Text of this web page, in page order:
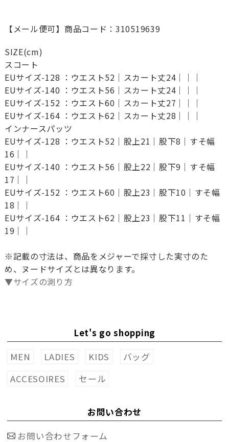
【メール便可】商品コード：310519639
SIZE(cm)
スコート
EUサイズ-128 ：ウエスト52｜スカート丈24｜｜｜
EUサイズ-140 ：ウエスト56｜スカート丈24｜｜｜
EUサイズ-152 ：ウエスト60｜スカート丈27｜｜｜
EUサイズ-164 ：ウエスト62｜スカート丈28｜｜｜
インナースパッツ
EUサイズ-128 ：ウエスト52｜股上21｜股下8｜すそ幅
16｜｜
EUサイズ-140 ：ウエスト56｜股上22｜股下9｜すそ幅
17｜｜
EUサイズ-152 ：ウエスト60｜股上23｜股下10｜すそ幅
18｜｜
EUサイズ-164 ：ウエスト62｜股上23｜股下11｜すそ幅
19｜｜
※記載の寸法は、商品をメジャーで採寸した実寸のた
め、ヌードサイズとは異なります。
▼サイズの測り方
Let's go shopping
MEN
LADIES KIDS
バッグ
ACCESOIRES
セール
お問い合わせ
お問い合わせフォーム